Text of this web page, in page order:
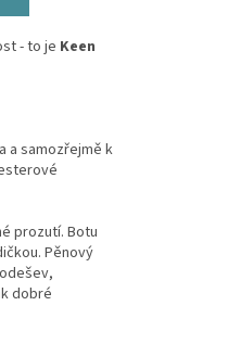
- to je Keen
a samozřejmě k
prozutí. Botu
Pěnový
dobré